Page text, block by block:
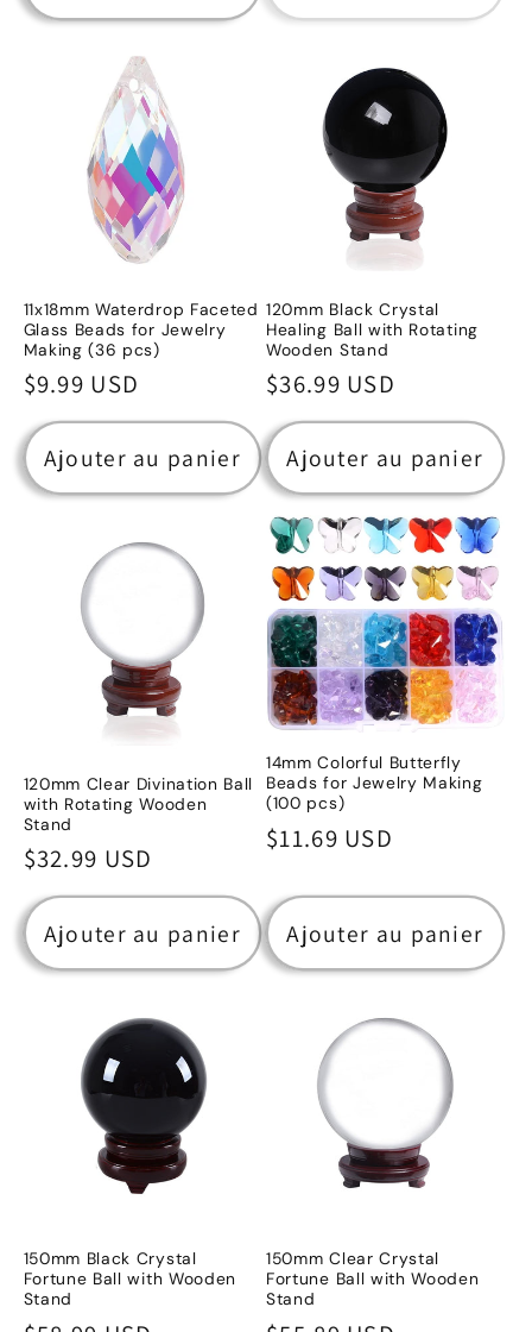
11x18mm Waterdrop Faceted
Glass Beads for Jewelry
Making (36 pcs)
Prix
habituel
$9.99 USD
Ajouter au panier
120mm Black Crystal
Healing Ball with Rotating
Wooden Stand
Prix
habituel
$36.99 USD
Ajouter au panier
120mm Clear Divination Ball
with Rotating Wooden
Stand
Prix
habituel
$32.99 USD
Ajouter au panier
14mm Colorful Butterfly
Beads for Jewelry Making
(100 pcs)
Prix
$11.69 USD
Ajouter au panier
150mm Black Crystal
Fortune Ball with Wooden
Stand
150mm Clear Crystal
Fortune Ball with Wooden
Stand